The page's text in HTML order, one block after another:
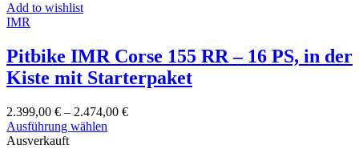
Add to wishlist
IMR
Pitbike IMR Corse 155 RR – 16 PS, in der
Kiste mit Starterpaket
2.399,00 € – 2.474,00 €
Ausführung wählen
Ausverkauft